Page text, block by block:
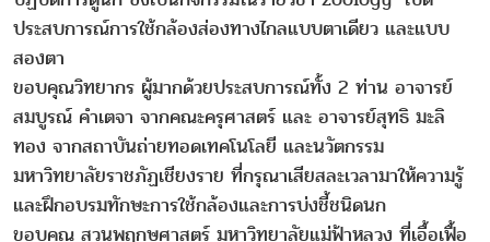
ประสบการณ์การใช้กล้องส่องทางไกลแบบตาเดียว และแบบ
สองตา
ขอบคุณวิทยากร ผู้มากด้วยประสบการณ์ทั้ง 2 ท่าน อาจารย์
สมบูรณ์ คำเตจา จากคณะครุศาสตร์ และ อาจารย์สุทธิ มะลิ
ทอง จากสถาบันถ่ายทอดเทคโนโลยี และนวัตกรรม
มหาวิทยาลัยราชภัฏเชียงราย ที่กรุณาเสียสละเวลามาให้ความรู้
และฝึกอบรมทักษะการใช้กล้องและการบ่งชี้ชนิดนก
ขอบคุณ สวนพฤกษศาสตร์ มหาวิทยาลัยแม่ฟ้าหลวง ที่เอื้อเฟื้อ